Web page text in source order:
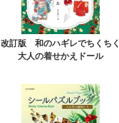
改訂版 和のハギレでちくちく
大人の着せかえドール